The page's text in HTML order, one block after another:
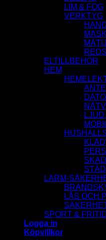
LIM & FOG
VERKTYG
ELTILLBEHÖR
HEM
STÄD
LARM-
LÅS OCH
SPORT &
Logga in
Köpvillkor